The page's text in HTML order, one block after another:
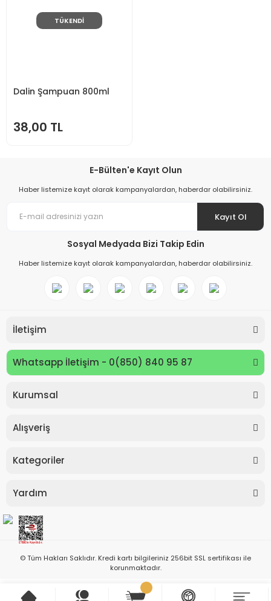
TÜKENDİ
Dalin Şampuan 800ml
38,00 TL
E-Bülten'e Kayıt Olun
Haber listemize kayıt olarak kampanyalardan, haberdar olabilirsiniz.
Kayıt Ol
Sosyal Medyada Bizi Takip Edin
Haber listemize kayıt olarak kampanyalardan, haberdar olabilirsiniz.
İletişim
Whatsapp İletişim - 0(850) 840 95 87
Kurumsal
Alışveriş
Kategoriler
Yardım
© Tüm Hakları Saklıdır. Kredi kartı bilgileriniz 256bit SSL sertifikası ile
korunmaktadır.